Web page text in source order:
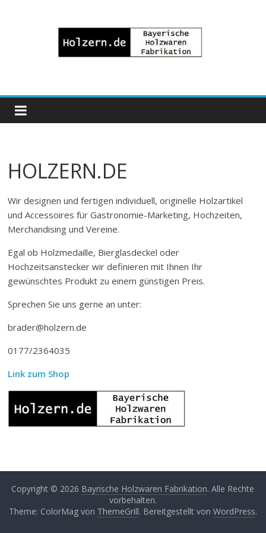
Bayrische
Holzwaren
Fabrikation
HOLZERN.DE
Wir designen und fertigen individuell, originelle Holzartikel
und Accessoires für Gastronomie-Marketing, Hochzeiten,
Merchandising und Vereine.
Egal ob Holzmedaille, Bierglasdeckel oder
Hochzeitsanstecker wir definieren mit Ihnen Ihr
gewünschtes Produkt zu einem günstigen Preis.
Sprechen Sie uns gerne an unter:
brader@holzern.de
0177/2364035
Link zum Shop
Copyright © 2026 Bayrische Holzwaren Fabrikation. Alle Rechte
vorbehalten.
Theme: ColorMag von ThemeGrill. Bereitgestellt von WordPress.